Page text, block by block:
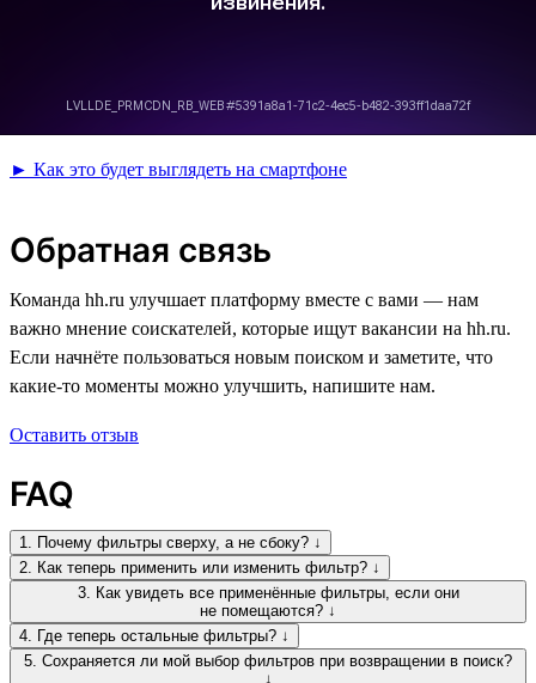
► Как это будет выглядеть на смартфоне
Обратная связь
Команда hh.ru улучшает платформу вместе с вами — нам
важно мнение соискателей, которые ищут вакансии на hh.ru.
Если начнёте пользоваться новым поиском и заметите, что
какие-то моменты можно улучшить, напишите нам.
Оставить отзыв
FAQ
1. Почему фильтры сверху, а не сбоку? ↓
2. Как теперь применить или изменить фильтр? ↓
3. Как увидеть все применённые фильтры, если они
не помещаются? ↓
4. Где теперь остальные фильтры? ↓
5. Сохраняется ли мой выбор фильтров при возвращении в поиск?
↓